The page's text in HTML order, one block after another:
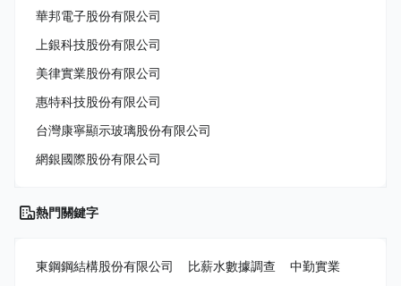
華邦電子股份有限公司
上銀科技股份有限公司
美律實業股份有限公司
惠特科技股份有限公司
台灣康寧顯示玻璃股份有限公司
網銀國際股份有限公司
熱門關鍵字
東鋼鋼結構股份有限公司 比薪水數據調查
中勤實業